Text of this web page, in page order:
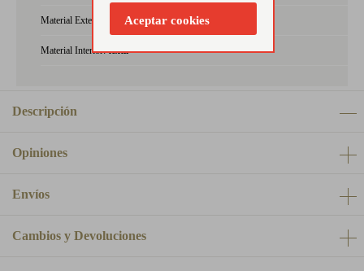
Material Exterior: textil
Material Interior:textil
Descripción
Opiniones
Envíos
Cambios y Devoluciones
Aceptar cookies